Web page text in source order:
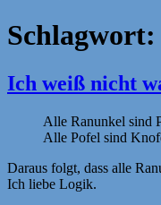
Schlagwort:
Ich weiß nicht
Alle Ranunkel sind
Alle Pofel sind
Daraus folgt, dass alle
Ich liebe Logik.